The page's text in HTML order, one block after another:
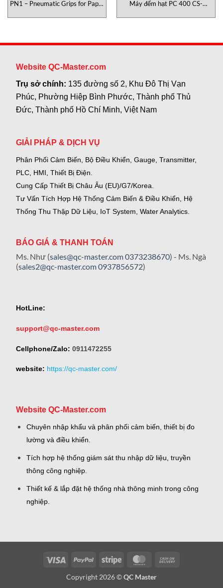
PN1 – Pneumatic Grips for Paper
Máy đếm hạt PC 400 CS-
Website QC-Master.com
Trụ sở chính: 135 đường số 2, Khu Đô Thị Vạn
Phúc, Phường Hiệp Bình Phước, Thành phố Thủ
Đức, Thành phố Hồ Chí Minh, Việt Nam
GIẢI PHÁP & DỊCH VỤ
Phân Phối Cảm Biến, Bộ Điều Khiển, Gauge, Transmitter,
PLC, HMI, Thiết Bị Điện.
Cung Cấp Thiết Bị Châu Âu (EU)/G7/Korea.
Tư Vấn Tích Hợp Hệ Thống Cảm Biến & Điều Khiển, Hệ
Thống Thu Thập Dữ Liệu, IoT System, Water Analytics.
BÁO GIÁ & THANH TOÁN
Ms. Như (sales@qc-master.com0373238670) - Ms. Ngà
(sales2@qc-master.com0937856572)
HotLine:
support@qc-master.com
Cellphone/Zalo: 0911472255
website: https://qc-master.com/
Website QC-Master.com
Chuyên nhập khẩu và phân phối cảm biến, thiết bị đo
lường và điều khiển.
Tích hợp hệ thống giám sát thu nhập dữ liệu, truyền
thông công nghiệp.
Thiết kế & lắp đặt hệ thống nhà thông minh trong công
nghiệp.
Visa PayPal Stripe MasterCard
Copyright 2026 ©QC Master